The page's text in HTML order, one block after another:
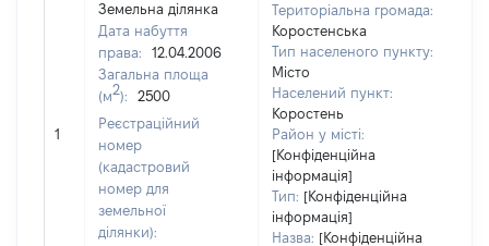
1
Земельна ділянка
Дата набуття
права:
12.04.2006
Загальна площа
(м2):
2500
Реєстраційний
номер
(кадастровий
номер для
земельної
ділянки):
Територіальна громада:
Коростенська
Тип населеного пункту:
Місто
Населений пункт:
Коростень
Район у місті:
[Конфіденційна
інформація]
Тип: [Конфіденційна
інформація]
Назва: [Конфіденційна